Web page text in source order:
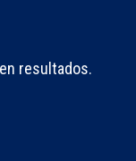
resultados.